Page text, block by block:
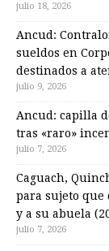
julio 18, 2026
Ancud:
sueldos en
destinados a
julio 9, 2026
Ancud: capilla
tras «raro»
julio 7, 2026
Caguach,
para sujeto que
y a su abuela
julio 7, 2026